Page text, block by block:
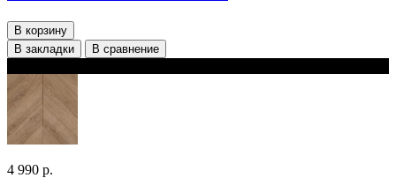
В корзину
В закладки
В сравнение
4 990 р.